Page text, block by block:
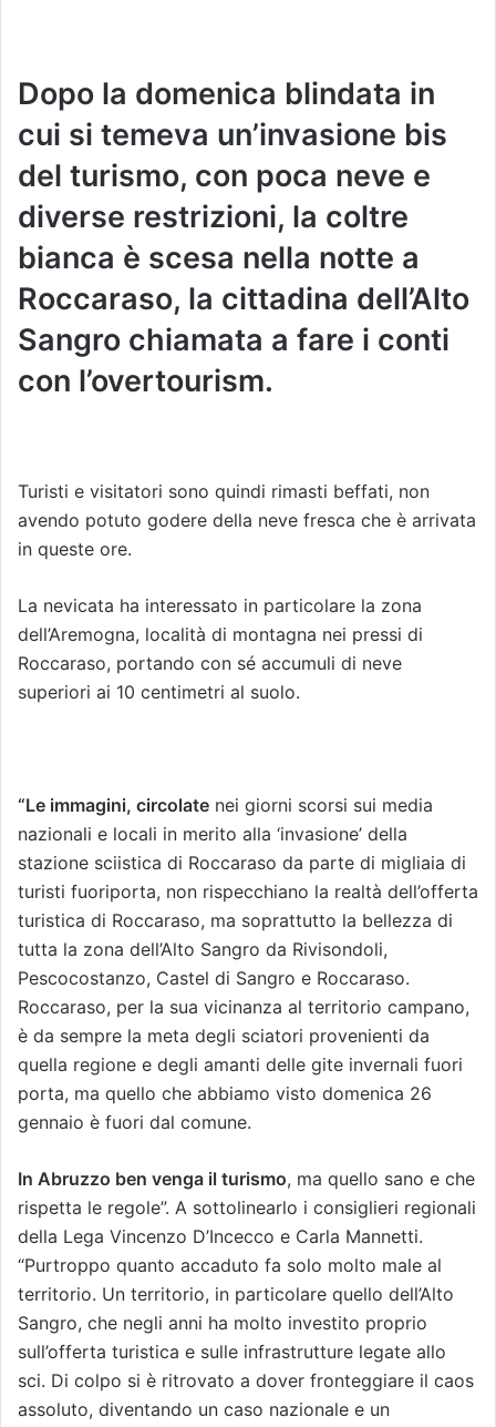
Dopo la domenica blindata in
cui si temeva un’invasione bis
del turismo, con poca neve e
diverse restrizioni, la coltre
bianca è scesa nella notte a
Roccaraso, la cittadina dell’Alto
Sangro chiamata a fare i conti
con l’overtourism.
Turisti e visitatori sono quindi rimasti beffati, non
avendo potuto godere della neve fresca che è arrivata
in queste ore.
La nevicata ha interessato in particolare la zona
dell’Aremogna, località di montagna nei pressi di
Roccaraso, portando con sé accumuli di neve
superiori ai 10 centimetri al suolo.
“Le immagini, circolate nei giorni scorsi sui media
nazionali e locali in merito alla ‘invasione’ della
stazione sciistica di Roccaraso da parte di migliaia di
turisti fuoriporta, non rispecchiano la realtà dell’offerta
turistica di Roccaraso, ma soprattutto la bellezza di
tutta la zona dell’Alto Sangro da Rivisondoli,
Pescocostanzo, Castel di Sangro e Roccaraso.
Roccaraso, per la sua vicinanza al territorio campano,
è da sempre la meta degli sciatori provenienti da
quella regione e degli amanti delle gite invernali fuori
porta, ma quello che abbiamo visto domenica 26
gennaio è fuori dal comune.
In Abruzzo ben venga il turismo, ma quello sano e che
rispetta le regole”. A sottolinearlo i consiglieri regionali
della Lega Vincenzo D’Incecco e Carla Mannetti.
“Purtroppo quanto accaduto fa solo molto male al
territorio. Un territorio, in particolare quello dell’Alto
Sangro, che negli anni ha molto investito proprio
sull’offerta turistica e sulle infrastrutture legate allo
sci. Di colpo si è ritrovato a dover fronteggiare il caos
assoluto, diventando un caso nazionale e un